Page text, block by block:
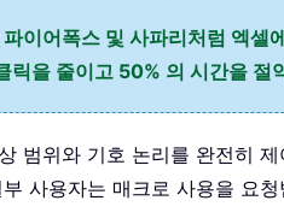
이어폭스 및 사파리처럼 엑셀
릭을 줄이고 50% 의 시간을 절
범위와 기호 논리를 완전히
사용자는 매크로 사용을 요